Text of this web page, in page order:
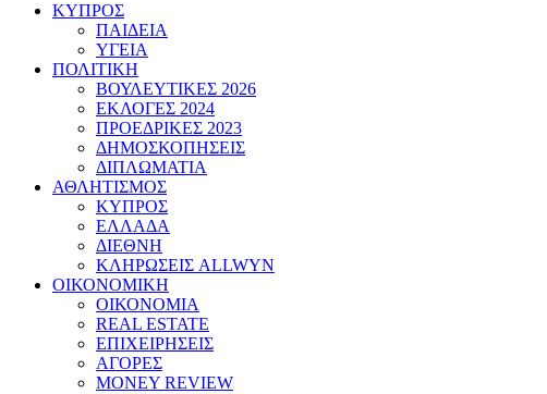
ΚΥΠΡΟΣ
ΠΑΙΔΕΙΑ
ΥΓΕΙΑ
ΠΟΛΙΤΙΚΗ
ΒΟΥΛΕΥΤΙΚΕΣ 2026
ΕΚΛΟΓΕΣ 2024
ΠΡΟΕΔΡΙΚΕΣ 2023
ΔΗΜΟΣΚΟΠΗΣΕΙΣ
ΔΙΠΛΩΜΑΤΙΑ
ΑΘΛΗΤΙΣΜΟΣ
ΚΥΠΡΟΣ
ΕΛΛΑΔΑ
ΔΙΕΘΝΗ
ΚΛΗΡΩΣΕΙΣ ALLWYN
ΟΙΚΟΝΟΜΙΚΗ
ΟΙΚΟΝΟΜΙΑ
REAL ESTATE
ΕΠΙΧΕΙΡΗΣΕΙΣ
ΑΓΟΡΕΣ
MONEY REVIEW